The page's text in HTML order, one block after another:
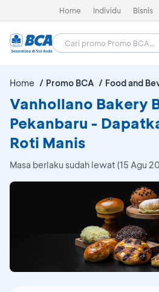
Home Individu Bisnis
Home Promo BCA Food and
Vanhollano Bakery
Pekanbaru -
Roti Manis
Masa berlaku sudah lewat (15 Agu